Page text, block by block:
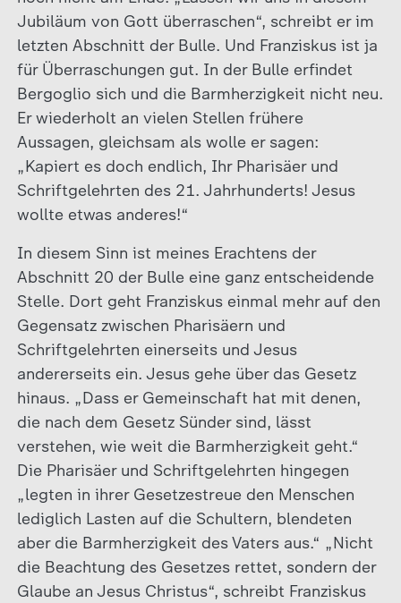
Jubiläum von Gott überraschen“, schreibt er im
letzten Abschnitt der Bulle. Und Franziskus ist ja
für Überraschungen gut. In der Bulle erfindet
Bergoglio sich und die Barmherzigkeit nicht neu.
Er wiederholt an vielen Stellen frühere
Aussagen, gleichsam als wolle er sagen:
„Kapiert es doch endlich, Ihr Pharisäer und
Schriftgelehrten des 21. Jahrhunderts! Jesus
wollte etwas anderes!“
In diesem Sinn ist meines Erachtens der
Abschnitt 20 der Bulle eine ganz entscheidende
Stelle. Dort geht Franziskus einmal mehr auf den
Gegensatz zwischen Pharisäern und
Schriftgelehrten einerseits und Jesus
andererseits ein. Jesus gehe über das Gesetz
hinaus. „Dass er Gemeinschaft hat mit denen,
die nach dem Gesetz Sünder sind, lässt
verstehen, wie weit die Barmherzigkeit geht.“
Die Pharisäer und Schriftgelehrten hingegen
„legten in ihrer Gesetzestreue den Menschen
lediglich Lasten auf die Schultern, blendeten
aber die Barmherzigkeit des Vaters aus.“ „Nicht
die Beachtung des Gesetzes rettet, sondern der
Glaube an Jesus Christus“, schreibt Franziskus